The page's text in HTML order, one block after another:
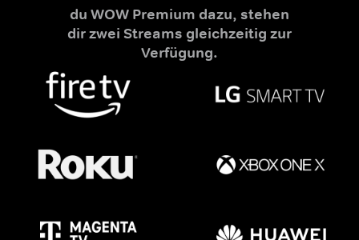
du WOW Premium dazu, stehen
dir zwei Streams gleichzeitig zur
Verfügung.